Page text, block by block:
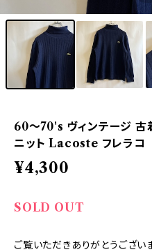
60〜70's ヴィンテージ 古
ニット Lacoste フレラコ
¥4,300
SOLD OUT
ご覧いただきありがとうござい